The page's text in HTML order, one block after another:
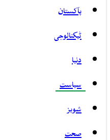
پاکستان
ٹیکنالوجی
دنیا
سیاست
شوبز
صحت